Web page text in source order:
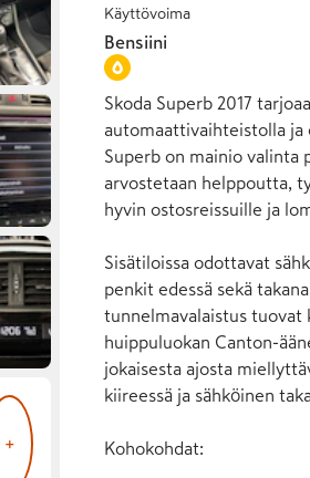
+
Käyttövoima
Bensiini
Skoda Superb 2017
automaattivaihteistolla
Superb on mainio valinta
arvostetaan helppoutta,
hyvin ostosreissuille ja
Sisätiloissa odottavat
penkit edessä sekä
tunnelmavalaistus tuovat
huippuluokan Canton-
jokaisesta ajosta
kiireessä ja sähköinen
Kohokohdat: